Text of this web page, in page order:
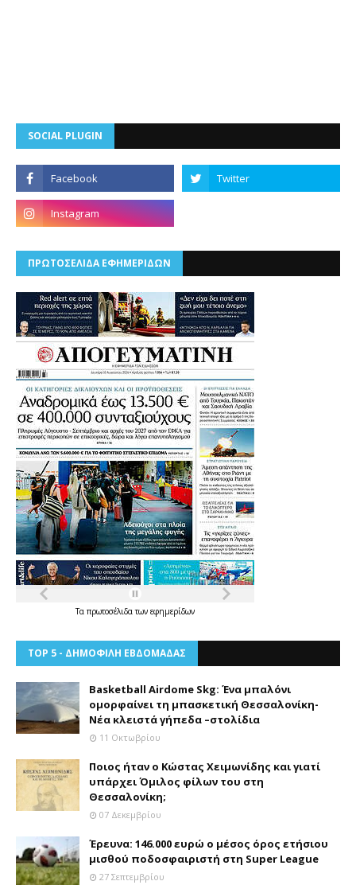
SOCIAL PLUGIN
ΠΡΩΤΟΣΕΛΙΔΑ ΕΦΗΜΕΡΙΔΩΝ
Τα πρωτοσέλιδατων εφημερίδων
TOP 5 - ΔΗΜΟΦΙΛΗ ΕΒΔΟΜΑΔΑΣ
Basketball Airdome Skg: Ένα μπαλόνι
ομορφαίνει τη μπασκετική Θεσσαλονίκη-
Νέα κλειστά γήπεδα –στολίδια
11 Οκτωβρίου
Ποιος ήταν ο Κώστας Χειμωνίδης και γιατί
υπάρχει Όμιλος φίλων του στη
Θεσσαλονίκη;
07 Δεκεμβρίου
Έρευνα: 146.000 ευρώ ο μέσος όρος ετήσιου
μισθού ποδοσφαιριστή στη Super League
27 Σεπτεμβρίου